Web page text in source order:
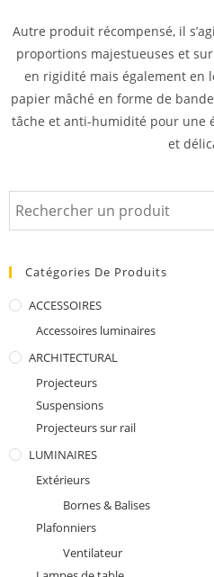
Autre produit récompensé, il
proportions majestueuses et
en rigidité mais également en
papier mâché en forme de
tâche et anti-humidité pour une
et
Catégories De Produits
ACCESSOIRES
Accessoires luminaires
ARCHITECTURAL
Projecteurs
Suspensions
Projecteurs sur rail
LUMINAIRES
Extérieurs
Bornes & Balises
Plafonniers
Ventilateur